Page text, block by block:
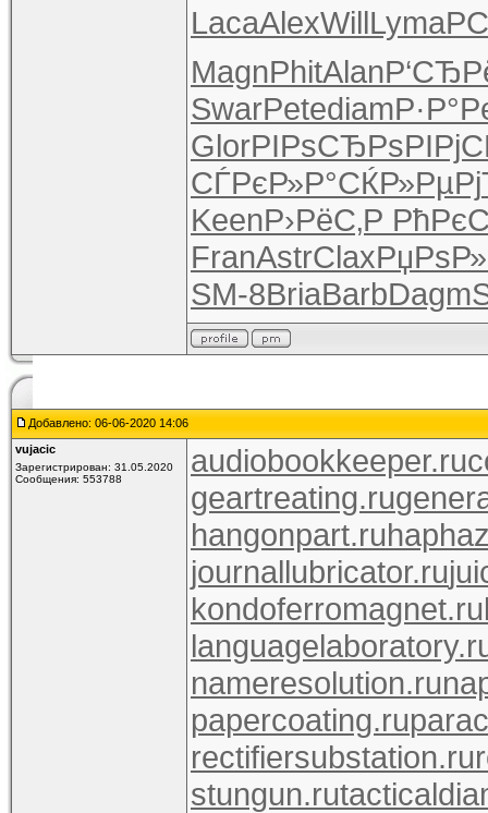
LacaAlexWillLyma
MagnPhitAlan
SwarPetediam
GlorРІРѕСЂРѕ
СЃРєР»Р°СЌР»РµРј
KeenР›РёС‚Р
FranAstrClax
SM-8BriaBarbDagm
Добавлено: 06-06-2020 14:06
vujacic
Зарегистрирован: 31.05.2020
Сообщения: 553788
audiobookkeeper.ru
geartreating.ru
hangonpart.ru
journallubricator.ru
kondoferromagnet.ru
nameresolution.ru
papercoating.ru
rectifiersubstation.ru
stungun.ru